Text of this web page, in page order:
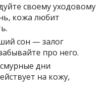
своему уходовому
кожа любит
сон — залог
про него.
дни
на кожу,